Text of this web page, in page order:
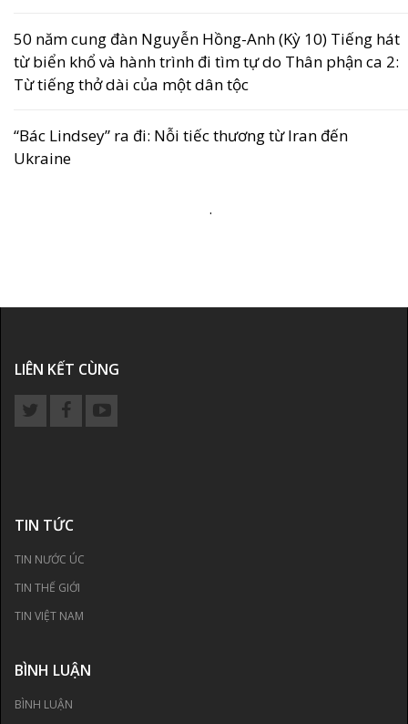
50 năm cung đàn Nguyễn Hồng-Anh (Kỳ 10) Tiếng hát
từ biển khổ và hành trình đi tìm tự do Thân phận ca 2:
Từ tiếng thở dài của một dân tộc
“Bác Lindsey” ra đi: Nỗi tiếc thương từ Iran đến
Ukraine
.
LIÊN KẾT CÙNG
TIN TỨC
TIN NƯỚC ÚC
TIN THẾ GIỚI
TIN VIỆT NAM
BÌNH LUẬN
BÌNH LUẬN